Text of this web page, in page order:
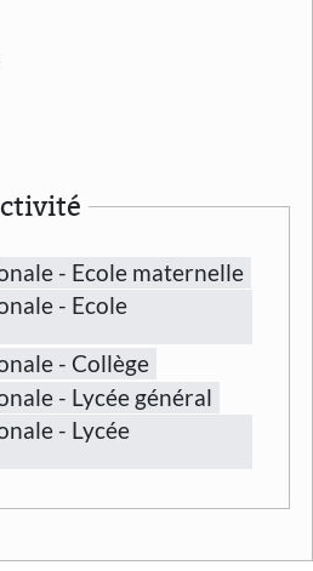
- Ecole maternelle
- Collège
- Lycée général